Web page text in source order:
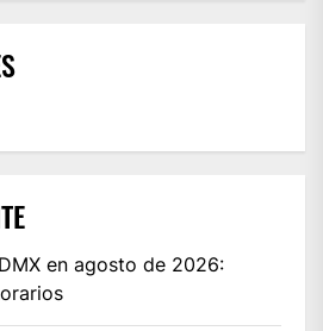
en agosto de 2026: